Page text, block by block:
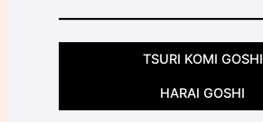
TSURI KOMI GOSHI
HARAI GOSHI